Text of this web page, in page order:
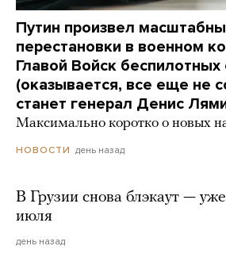
Путин произвел
перестановки в военном
Главой Войск беспилотных
(оказывается, все еще не
станет генерал Денис
Максимально коротко о новых
НОВОСТИ день назад
В Грузии снова блэкаут —
июля
день назад